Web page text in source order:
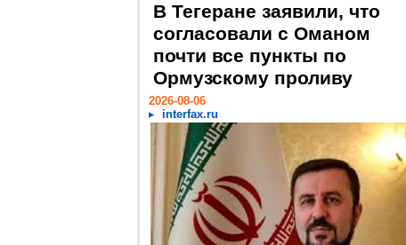
В Тегеране заявили, что
согласовали с Оманом
почти все пункты по
Ормузскому проливу
2026-08-06
interfax.ru